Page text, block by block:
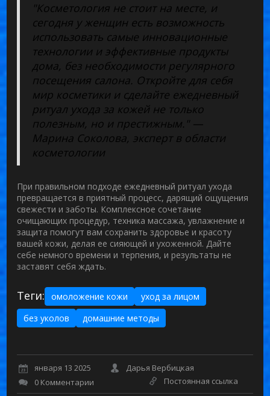
"Косметология не стоит на месте, и
сегодня у женщин есть возможность
использовать самые инновационные
технологии и эффективные продукты
дома, без необходимости регулярного
посещения салона. Откройте для себя
мир косметики и сделайте ежедневный
ритуал ухода за кожей не только
полезным, но и престижным." —
Марина Соколова, эксперт в области
косметологии
При правильном подходе ежедневный ритуал ухода
превращается в приятный процесс, дарящий ощущения
свежести и заботы. Комплексное сочетание
очищающих процедур, техника массажа, увлажнение и
защита помогут вам сохранитьздоровье и красоту
вашей кожи, делая ее сияющей и ухоженной. Дайте
себе немного времени и терпения, и результаты не
заставят себя ждать.
Теги: омоложение кожи
уход за лицом
без уколов
домашние методы
января 13 2025
Дарья Вербицкая
0 Комментарии
Постоянная ссылка